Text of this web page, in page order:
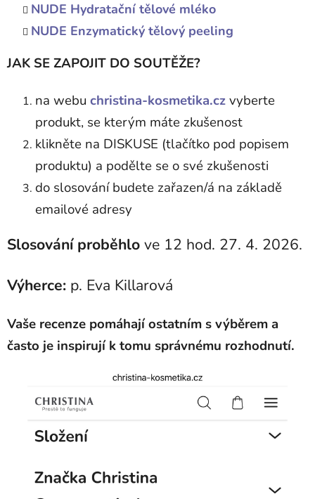
NUDE Hydratační tělové mléko
NUDE Enzymatický tělový peeling
JAK SE ZAPOJIT DO SOUTĚŽE?
na webu christina-kosmetika.czvyberte
produkt, se kterým máte zkušenost
klikněte na DISKUSE (tlačítko pod popisem
produktu) a podělte se o své zkušenosti
do slosování budete zařazen/á na základě
emailové adresy
Slosování proběhlo ve 12 hod. 27. 4. 2026.
Výherce: p. Eva Killarová
Vaše recenze pomáhají ostatním s výběrem a
často je inspirují k tomu správnému rozhodnutí.